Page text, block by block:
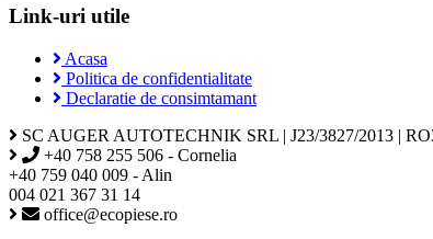
Link-uri utile
Acasa
Politica de confidentialitate
Declaratie de consimtamant
SC AUGER AUTOTECHNIK SRL | J23/3827/2013 |
+40 758 255 506 - Cornelia
+40 759 040 009 - Alin
004 021 367 31 14
office@ecopiese.ro